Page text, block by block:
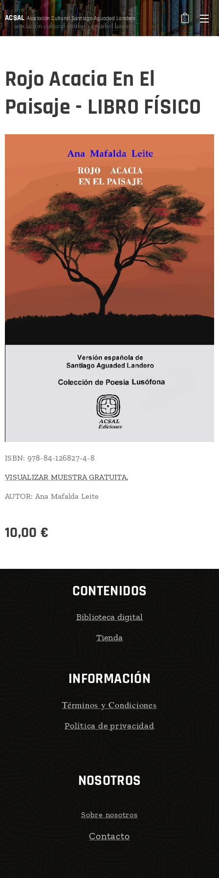
ACSAL Asociación Cultural Santiago Aguaded Landero
Rojo Acacia En El
Paisaje - LIBRO FÍSICO
ISBN: 978-84-126827-4-8
VISUALIZAR MUESTRA GRATUITA.
AUTOR: Ana Mafalda Leite
10,00 €
CONTENIDOS
Biblioteca digital
Tienda
INFORMACIÓN
Términos y Condiciones
Política de privacidad
NOSOTROS
Sobre nosotros
Contacto